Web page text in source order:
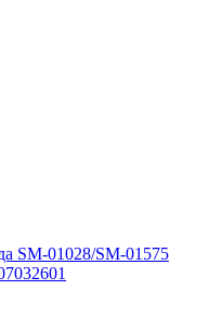
SM-01028/SM-01575